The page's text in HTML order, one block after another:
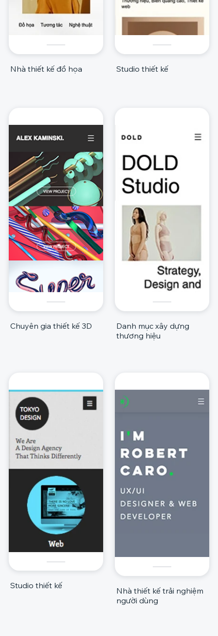
Nhà thiết kế đồ họa Studio thiết kế
Chuyên gia thiết kế 3D
Danh mục xây dựng
thương hiệu
Studio thiết kế
Nhà thiết kế trải nghiệm
người dùng